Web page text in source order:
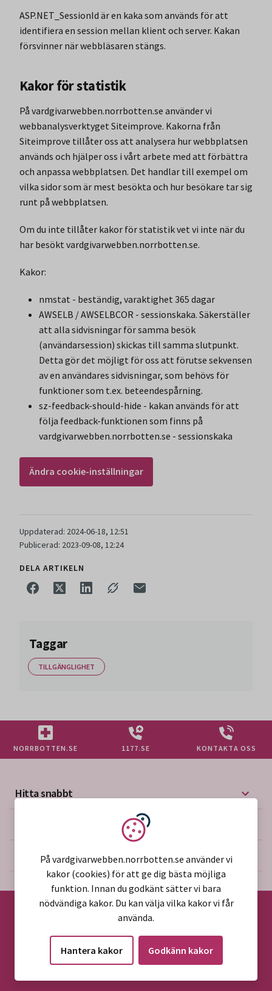
ASP.NET_SessionId är en kaka som används för att
identifiera en session mellan klient och server. Kakan
försvinner när webbläsaren stängs.
Kakor för statistik
På vardgivarwebben.norrbotten.se använder vi
webbanalysverktyget Siteimprove. Kakorna från
Siteimprove tillåter oss att analysera hur webbplatsen
används och hjälper oss i vårt arbete med att förbättra
och anpassa webbplatsen. Det handlar till exempel om
vilka sidor som är mest besökta och hur besökare tar sig
runt på webbplatsen.
Om du inte tillåter kakor för statistik vet vi inte när du
har besökt vardgivarwebben.norrbotten.se.
Kakor:
nmstat - beständig, varaktighet 365 dagar
AWSELB / AWSELBCOR - sessionskaka. Säkerställer
att alla sidvisningar för samma besök
(användarsession) skickas till samma slutpunkt.
Detta gör det möjligt för oss att förutse sekvensen
av en användares sidvisningar, som behövs för
funktioner som t.ex. beteendespårning.
sz-feedback-should-hide - kakan används för att
följa feedback-funktionen som finns på
vardgivarwebben.norrbotten.se - sessionskaka
Ändra cookie-inställningar
Uppdaterad: 2024-06-18, 12:51
Publicerad: 2023-09-08, 12:24
DELA ARTIKELN
Taggar
TILLGÄNGLIGHET
NORRBOTTEN.SE 1177.SE KONTAKTA OSS
Hitta snabbt
Mer på vårdgivarwebben
Om webbplatsen
©2026 Region Norrbotten
Vi använder kakor
På vardgivarwebben.norrbotten.se använder vi
kakor (cookies) för att ge dig bästa möjliga
funktion. Innan du godkänt sätter vi bara
nödvändiga kakor. Du kan välja vilka kakor vi får
använda.
Hantera kakor Godkänn kakor